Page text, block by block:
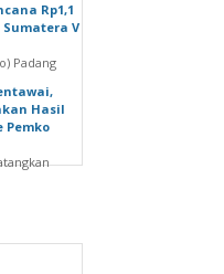
Rp1,1
V
Padang
Hasil
Pemko